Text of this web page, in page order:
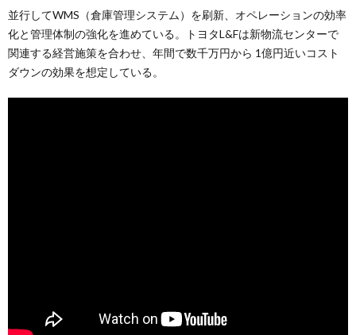
並行してWMS（倉庫管理システム）を刷新、オペレーションの効率
化と管理体制の強化を進めている。トヨタL&Fは新物流センターで
関連する経営施策を合わせ、年間で数千万円から 1億円近いコスト
ダウンの効果を想定している。